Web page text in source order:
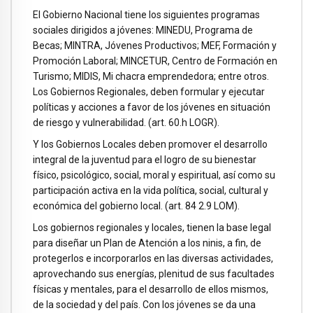
El Gobierno Nacional tiene los siguientes programas
sociales dirigidos a jóvenes: MINEDU, Programa de
Becas; MINTRA, Jóvenes Productivos; MEF, Formación y
Promoción Laboral; MINCETUR, Centro de Formación en
Turismo; MIDIS, Mi chacra emprendedora; entre otros.
Los Gobiernos Regionales, deben formular y ejecutar
políticas y acciones a favor de los jóvenes en situación
de riesgo y vulnerabilidad. (art. 60.h LOGR).
Y los Gobiernos Locales deben promover el desarrollo
integral de la juventud para el logro de su bienestar
físico, psicológico, social, moral y espiritual, así como su
participación activa en la vida política, social, cultural y
económica del gobierno local. (art. 84 2.9 LOM).
Los gobiernos regionales y locales, tienen la base legal
para diseñar un Plan de Atención a los ninis, a fin, de
protegerlos e incorporarlos en las diversas actividades,
aprovechando sus energías, plenitud de sus facultades
físicas y mentales, para el desarrollo de ellos mismos,
de la sociedad y del país. Con los jóvenes se da una